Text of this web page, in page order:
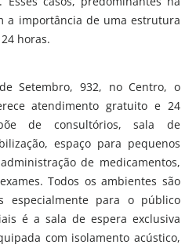
a importância de uma estrutura
horas.
Setembro, 932, no Centro, o
atendimento gratuito e 24
de consultórios, sala de
espaço para pequenos
de medicamentos,
Todos os ambientes são
especialmente para o público
é a sala de espera exclusiva
com isolamento acústico,